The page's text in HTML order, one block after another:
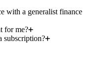
with a generalist finance
for me?
subscription?